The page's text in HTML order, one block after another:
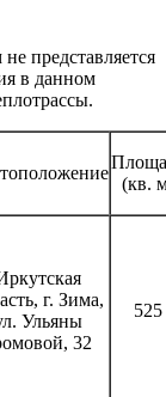
представляется
в данном
(кв.
г. Зима,
Ульяны
32
525